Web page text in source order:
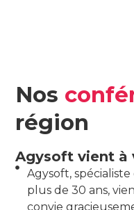
Nos
région
Agysoft vient à
Agysoft,
plus de 30 ans,
convie